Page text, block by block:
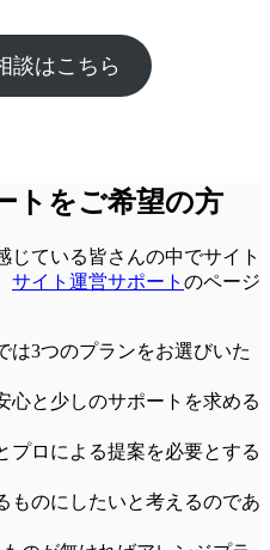
談はこちら
トをご希望の方
じている皆さんの中でサイト
サイト運営サポート のページ
は3つのプランをお選びいた
心と少しのサポートを求める
プロによる提案を必要とする
ものにしたいと考えるのであ